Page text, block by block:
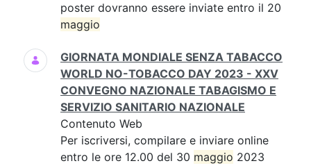
poster dovranno essere inviate entro il 20
maggio
GIORNATA MONDIALE SENZA TABACCO
WORLD NO-TOBACCO DAY 2023 - XXV
CONVEGNO NAZIONALE TABAGISMO E
SERVIZIO SANITARIO NAZIONALE
Contenuto Web
Per iscriversi, compilare e inviare online
entro le ore 12.00 del 30 maggio 2023